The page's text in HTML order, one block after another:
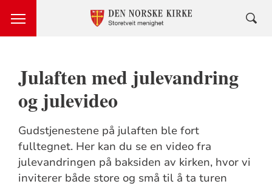
Julaften med julevandring
og julevideo
Gudstjenestene på julaften ble fort
fulltegnet. Her kan du se en video fra
julevandringen på baksiden av kirken, hvor vi
inviterer både store og små til å ta turen